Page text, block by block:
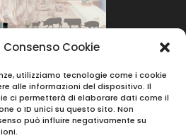
Cookie
utilizziamo tecnologie come i cookie
alle informazioni del dispositivo. Il
ci permetterà di elaborare dati come il
o ID unici su questo sito. Non
può influire negativamente su